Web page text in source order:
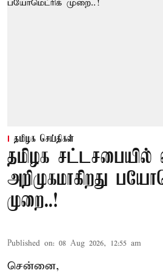
தமிழக செய்திகள்
தமிழக சட்டசபையில்
அறிமுகமாகிறது
முறை..!
Published on: 08 Aug 2026, 12:55 am
சென்னை,